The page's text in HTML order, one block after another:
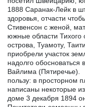
1888 Саранак-Лейк в
здоровья, отчасти
Стивенсон с женой,
южные области Тихого
острова, Туамоту,
приобрели участок
надолго обосноваться
Вайлима
пользу: в просторном
написаны некоторые
доме 3 декабря 1894